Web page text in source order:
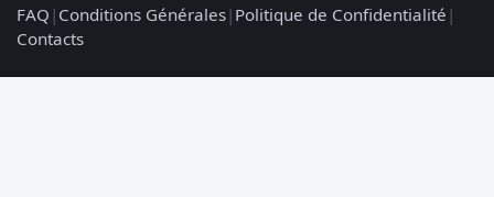
FAQ | Conditions Générales| Politique de Confidentialité |
Contacts